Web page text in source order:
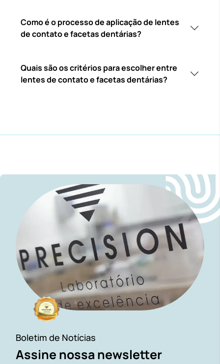
Como é o processo de aplicação de lentes
de contato e facetas dentárias?
Quais são os critérios para escolher entre
lentes de contato e facetas dentárias?
Boletim de Notícias
Assine nossa newsletter